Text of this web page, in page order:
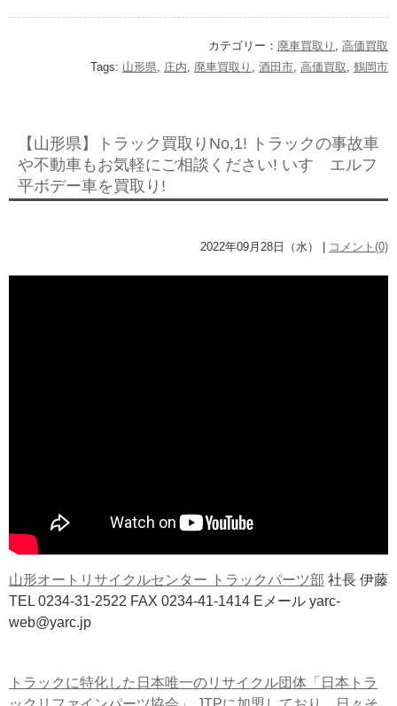
カテゴリー： 廃車買取り
高価買取
Tags: 山形県 庄内 廃車買取り 酒田市 高価買取 鶴岡市
【山形県】トラック買取りNo,1! トラックの事故車
や不動車もお気軽にご相談ください! いすゞエルフ
平ボデー車を買取り!
2022年09月28日（水） | コメント(0)
山形オートリサイクルセンター トラックパーツ部 社長 伊藤
TEL 0234-31-2522 FAX 0234-41-1414 Eメール yarc-
web@yarc.jp
トラックに特化した日本唯一のリサイクル団体「日本トラ